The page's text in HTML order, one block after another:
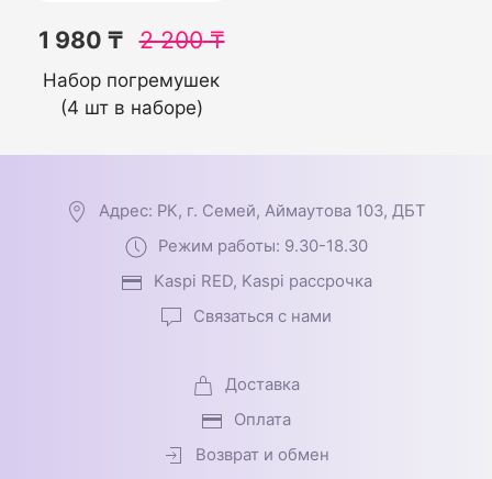
1 980 ₸ 2 200₸
Набор погремушек
(4 шт в наборе)
Адрес: РК, г. Семей, Аймаутова 103, ДБТ
Режим работы: 9.30-18.30
Kaspi RED, Kaspi рассрочка
Связаться с нами
Доставка
Оплата
Возврат и обмен